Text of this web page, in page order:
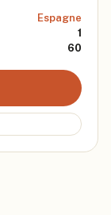
Espagne
1
60